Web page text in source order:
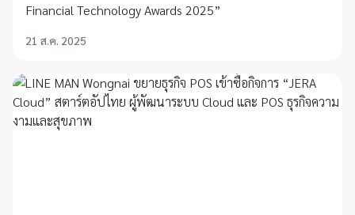
Financial Technology Awards 2025”
21 ส.ค. 2025